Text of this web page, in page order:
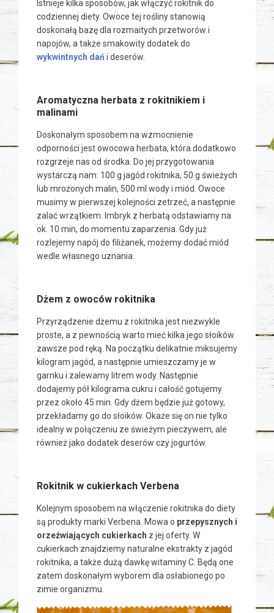
Istnieje kilka sposobów, jak włączyć rokitnik do
codziennej diety. Owoce tej rośliny stanowią
doskonałą bazę dla rozmaitych przetworów i
napojów, a także smakowity dodatek do
wykwintnych dań i deserów.
Aromatyczna herbata z rokitnikiem i
malinami
Doskonałym sposobem na wzmocnienie
odporności jest owocowa herbata, która dodatkowo
rozgrzeje nas od środka. Do jej przygotowania
wystarczą nam: 100 g jagód rokitnika, 50 g świeżych
lub mrożonych malin, 500 ml wody i miód. Owoce
musimy w pierwszej kolejności zetrzeć, a następnie
zalać wrzątkiem. Imbryk z herbatą odstawiamy na
ok. 10 min, do momentu zaparzenia. Gdy już
rozlejemy napój do filiżanek, możemy dodać miód
wedle własnego uznania.
Dżem z owoców rokitnika
Przyrządzenie dżemu z rokitnika jest niezwykle
proste, a z pewnością warto mieć kilka jego słoików
zawsze pod ręką. Na początku delikatnie miksujemy
kilogram jagód, a następnie umieszczamy je w
garnku i zalewamy litrem wody. Następnie
dodajemy pół kilograma cukru i całość gotujemy
przez około 45 min. Gdy dżem będzie już gotowy,
przekładamy go do słoików. Okaże się on nie tylko
idealny w połączeniu ze świeżym pieczywem, ale
również jako dodatek deserów czy jogurtów.
Rokitnik w cukierkach Verbena
Kolejnym sposobem na włączenie rokitnika do diety
są produkty marki Verbena. Mowa o przepysznych i
orzeźwiających cukierkach z jej oferty. W
cukierkach znajdziemy naturalne ekstrakty z jagód
rokitnika, a także dużą dawkę witaminy C. Będą one
zatem doskonałym wyborem dla osłabionego po
zimie organizmu.